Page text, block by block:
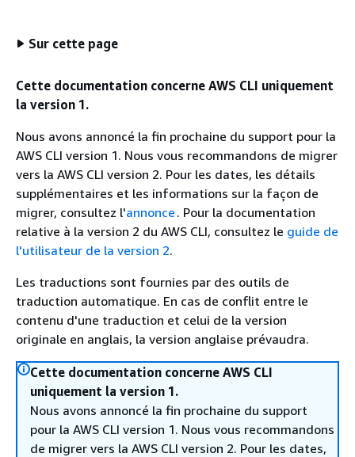
Sur cette page
Cette documentation concerne AWS CLI uniquement
la version 1.
Nous avons annoncé la fin prochaine du support pour la
AWS CLI version 1. Nous vous recommandons de migrer
vers la AWS CLI version 2. Pour les dates, les détails
supplémentaires et les informations sur la façon de
migrer, consultez l'annonce . Pour la documentation
relative à la version 2 du AWS CLI, consultez le guide de
l'utilisateur de la version 2.
Les traductions sont fournies par des outils de
traduction automatique. En cas de conflit entre le
contenu d'une traduction et celui de la version
originale en anglais, la version anglaise prévaudra.
Cette documentation concerne AWS CLI
uniquement la version 1.
Nous avons annoncé la fin prochaine du support
pour la AWS CLI version 1. Nous vous recommandons
de migrer vers la AWS CLI version 2. Pour les dates,